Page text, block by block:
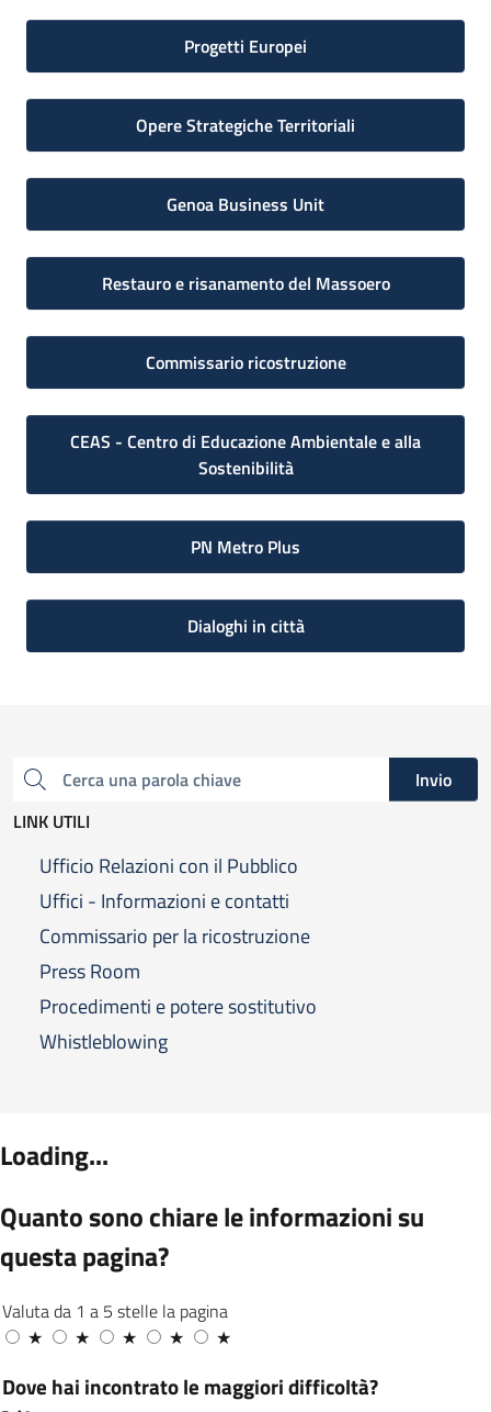
Progetti Europei
Opere Strategiche Territoriali
Genoa Business Unit
Restauro e risanamento del Massoero
Commissario ricostruzione
CEAS - Centro di Educazione Ambientale e alla
Sostenibilità
PN Metro Plus
Dialoghi in città
Cerca una parola chiave
Invio
LINK UTILI
Ufficio Relazioni con il Pubblico
Uffici - Informazioni e contatti
Commissario per la ricostruzione
Press Room
Procedimenti e potere sostitutivo
Whistleblowing